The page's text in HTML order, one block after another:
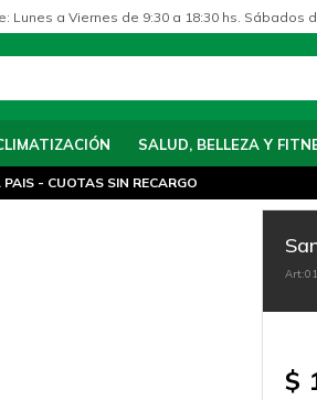
SALUD, BELLEZA Y
Lunes a Viernes de 9:30 a 18:30 hs. Sábados
- CUOTAS SIN RECARGO
$